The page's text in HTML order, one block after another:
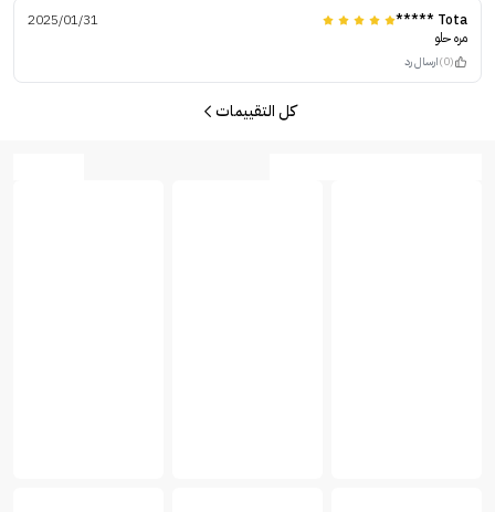
Tota *****
2025/01/31
مره حلو
(0) ارسال رد
كل التقييمات